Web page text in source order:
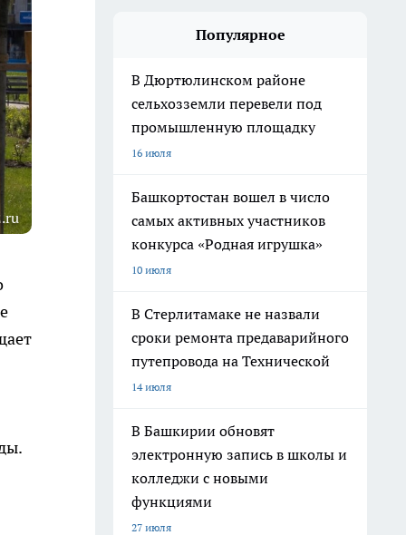
Популярное
В Дюртюлинском районе
сельхозземли перевели под
промышленную площадку
16 июля
Башкортостан вошел в число
самых активных участников
конкурса «Родная игрушка»
10 июля
В Стерлитамаке не назвали
сроки ремонта предаварийного
путепровода на Технической
14 июля
В Башкирии обновят
электронную запись в школы и
колледжи с новыми
функциями
27 июля